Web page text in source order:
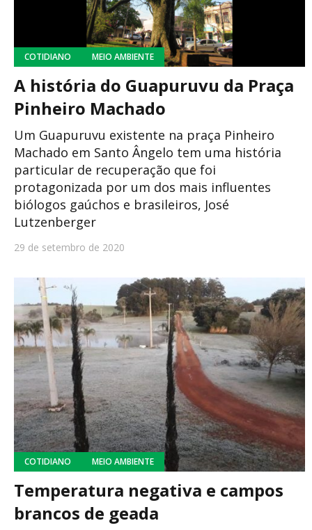
COTIDIANO MEIO AMBIENTE
A história do Guapuruvu da Praça
Pinheiro Machado
Um Guapuruvu existente na praça Pinheiro
Machado em Santo Ângelo tem uma história
particular de recuperação que foi
protagonizada por um dos mais influentes
biólogos gaúchos e brasileiros, José
Lutzenberger
29 de setembro de 2020
COTIDIANO MEIO AMBIENTE
Temperatura negativa e campos
brancos de geada